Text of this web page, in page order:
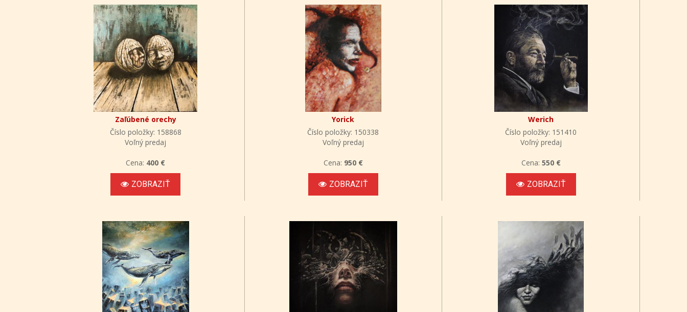
Zaľúbené orechy
Číslo položky: 158868
Voľný predaj
Cena: 400 €
ZOBRAZIŤ
Yorick
Číslo položky: 150338
Voľný predaj
Cena: 950 €
ZOBRAZIŤ
Werich
Číslo položky: 151410
Voľný predaj
Cena: 550 €
ZOBRAZIŤ